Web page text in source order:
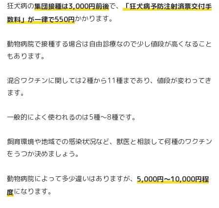
狂犬病の集団接種は3,000円前後で、 「狂犬病予防注射済票交付手
数料」が一律で550円かかります。
動物病院で接種する場合は自由診療なので少し値段が高くなること
もあります。
混合ワクチンに関しては2種から11種まであり、値段が変わってき
ます。
一般的によく使われるのは5種～8種です。
飼育環境や地域での感染状況など、獣医と相談して何種のワクチン
をうつか決めましょう。
動物病院によって多少違いはありますが、 5,000円～10,000円程
度になります。